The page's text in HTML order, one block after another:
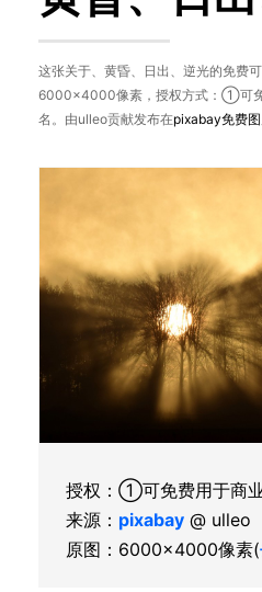
这张关于、黄昏、日出、逆光的免费
6000×4000像素，授权方式：①可
名。由ulleo贡献发布在pixabay免费
授权：①可免费用于商
来源： pixabay @ ulleo
原图：6000×4000像素(